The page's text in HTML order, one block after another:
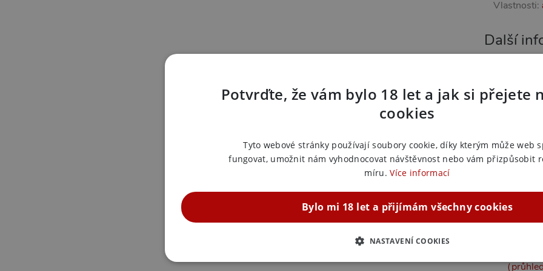
Vlastnosti:
Další
Výrobce:
Potvrďte, že vám bylo 18 let a jak si přejete
cookies
Tyto webové stránky používají soubory cookie, díky kterým může web
fungovat, umožnit nám vyhodnocovat návštěvnost nebo vám přizpůsobit
míru. Více informací
Bylo mi 18 let a přijímám všechny cookies
NASTAVENÍ COOKIES
NEZBYTNĚ NUTNÉ ANALYTICKÉ MARKETINGOVÉ